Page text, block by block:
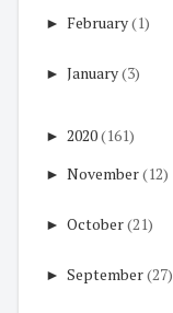
► February(1)
► January(3)
► 2020(161)
► November(12)
► October(21)
► September(27)